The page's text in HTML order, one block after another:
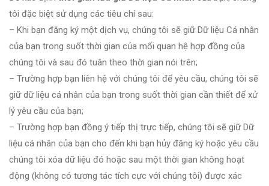
tôi đặc biệt sử dụng các tiêu chí sau:
– Khi bạn đăng ký một dịch vụ, chúng tôi sẽ giữ Dữ liệu Cá nhân
của bạn trong suốt thời gian của mối quan hệ hợp đồng của
chúng tôi và sau đó tuân theo thời gian nói trên;
– Trường hợp bạn liên hệ với chúng tôi để yêu cầu, chúng tôi sẽ
giữ dữ liệu cá nhân của bạn trong suốt thời gian cần thiết để xử
lý yêu cầu của bạn;
– Trường hợp bạn đồng ý tiếp thị trực tiếp, chúng tôi sẽ giữ Dữ
liệu cá nhân của bạn cho đến khi bạn hủy đăng ký hoặc yêu cầu
chúng tôi xóa dữ liệu đó hoặc sau một thời gian không hoạt
động (không có tương tác tích cực với chúng tôi) được xác